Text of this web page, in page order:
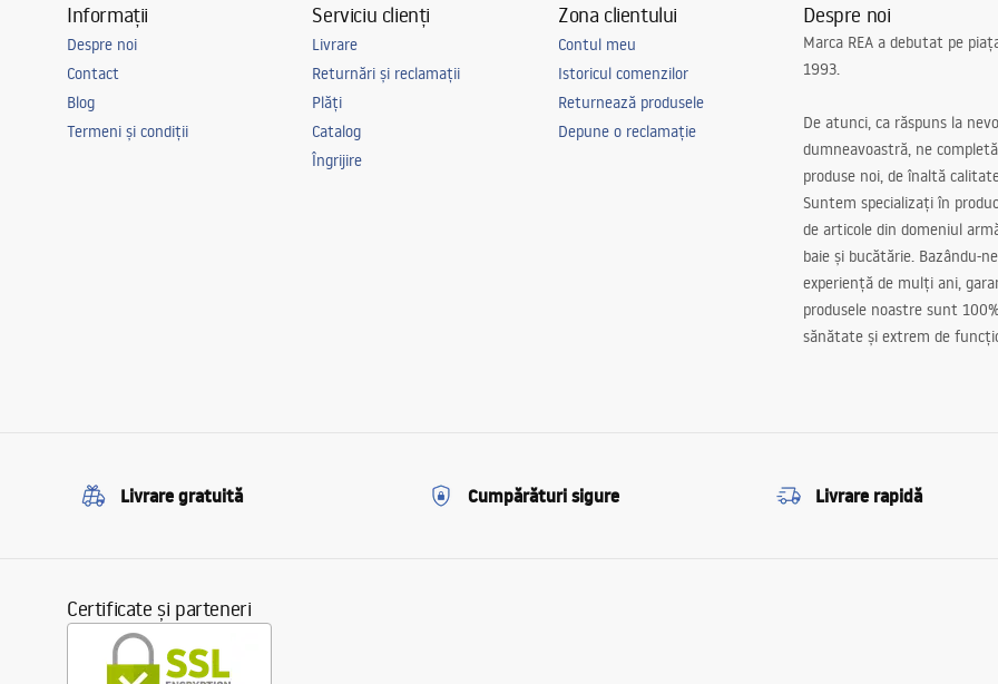
Informații
Despre noi
Contact
Blog
Termeni și condiții
Serviciu clienți
Livrare
Returnări și reclamații
Plăți
Catalog
Îngrijire
Zona clientului
Contul meu
Istoricul comenzilor
Returnează produsele
Depune o reclamație
Despre noi
Marca REA a debutat pe
1993.
De atunci, ca răspuns la
dumneavoastră, ne
produse noi, de înaltă
Suntem specializați în
de articole din domeniul
baie și bucătărie. Bazându-
experiență de mulți ani,
produsele noastre sunt
sănătate și extrem de
Livrare gratuită Cumpărături sigure Livrare rapidă
Certificate și parteneri